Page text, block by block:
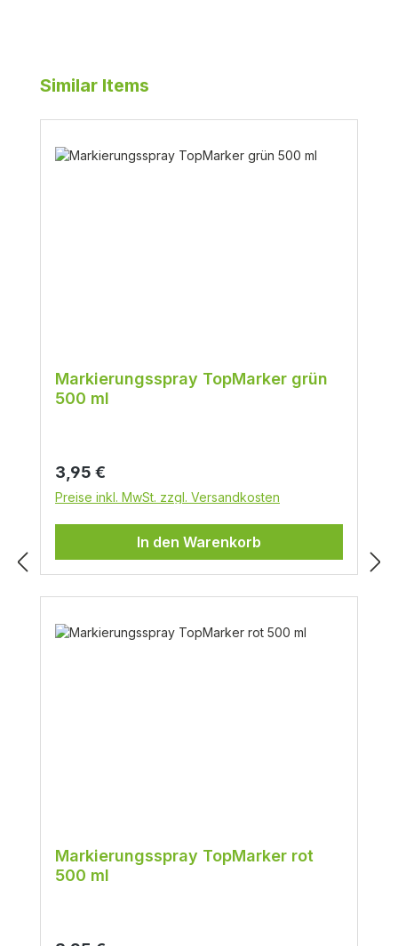
Produktgalerie überspringen
Similar Items
Markierungsspray TopMarker grün
500 ml
Regulärer Preis:
3,95 €
Preise inkl. MwSt. zzgl. Versandkosten
In den Warenkorb
Markierungsspray TopMarker rot
500 ml